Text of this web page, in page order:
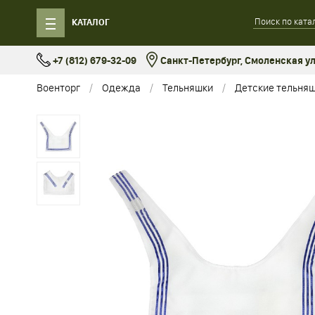
КАТАЛОГ
+7 (812) 679-32-09 Санкт-Петербург, Смоленская
Военторг Одежда Тельняшки Детские